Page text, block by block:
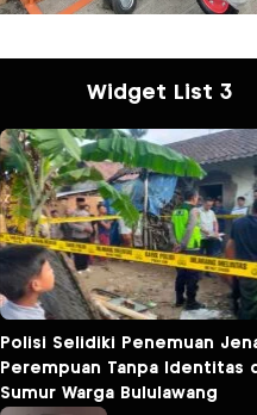
Widget List 3
Polisi Selidiki Penemuan
Perempuan Tanpa Identitas
Sumur Warga Bululawang